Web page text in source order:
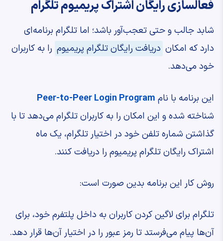
فعالسازی رایگان اشتراک پریمیوم تلگرام
شابد جالب و حتی تعجب‌آور باشد؛ اما تلگرام برنامه‌ای
دارد که امکان دریافت رایگان تلگرام پریمیوم را به کاربران
خود می‌دهد.
این برنامه با نام Peer-to-Peer Login Program
شناخته شده و این امکان را به کاربران تلگرام می‌دهد تا با
گذاشتن شماره تلفن خود در اختیار تلگرام، یک ماه
اشتراک رایگان تلگرام پریمیوم را دریافت کنند.
روش کار این برنامه بدین صورت است:
تلگرام برای لاگین کردن کاربران به داخل پلتفرم خود، برای
آن‌ها پیام می‌فرستد تا رمز عبور را در اختیار آن‌ها قرار دهد.